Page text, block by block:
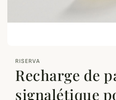
RISERVA
Recharge de
signalétique